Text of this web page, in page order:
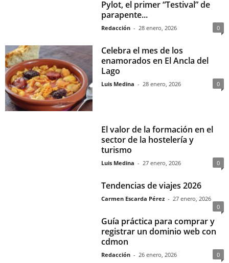
Pylot, el primer “Testival” de
parapente...
Redacción - 28 enero, 2026 0
Celebra el mes de los
enamorados en El Ancla del
Lago
Luis Medina - 28 enero, 2026 0
El valor de la formación en el
sector de la hostelería y
turismo
Luis Medina - 27 enero, 2026 0
Tendencias de viajes 2026
Carmen Escarda Pérez - 27 enero, 2026
0
Guía práctica para comprar y
registrar un dominio web con
cdmon
Redacción - 26 enero, 2026 0